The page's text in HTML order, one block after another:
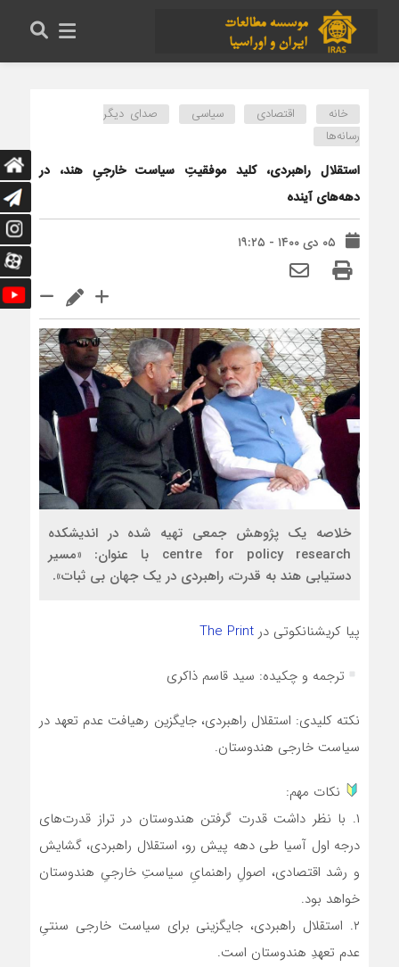
خانه اقتصادی سیاسی
صدای دیگر
رسانه‌ها
استقلال راهبردی، کلید موفقیتِ سیاست خارجیِ هند، در
دهه‌های آینده
۰۵ دی ۱۴۰۰ - ۱۹:۲۵
خلاصه یک پژوهش جمعی تهیه شده در اندیشکده
centre for policy research با عنوان: «مسیر
دستیابی هند به قدرت، راهبردی در یک جهان بی ثبات».
پیا کریشنانکوتی در
ترجمه و چکیده: سید قاسم ذاکری
نکته کلیدی: استقلال راهبردی، جایگزین رهیافت عدم تعهد در
سیاست خارجی هندوستان.
نکات مهم:
۱. با نظر داشت قدرت گرفتن هندوستان در تراز قدرت‌های
درجه اول آسیا طی دهه پیش رو، استقلال راهبردی، گشایش
و رشد اقتصادی، اصولِ راهنمایِ سیاستِ خارجیِ هندوستان
خواهد بود.
۲. استقلال راهبردی، جایگزینی برای سیاست خارجی سنتیِ
عدم تعهدِ هندوستان است.